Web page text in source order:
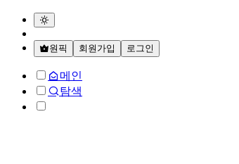
원픽 회원가입 로그인
메인
탐색